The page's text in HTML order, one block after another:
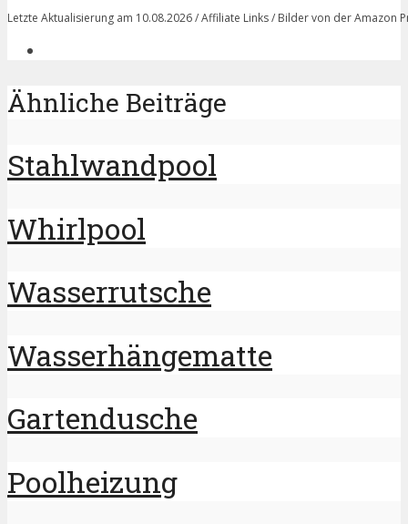
Letzte Aktualisierung am 10.08.2026 / Affiliate Links / Bilder von der Amazon
Ähnliche Beiträge
Stahlwandpool
Whirlpool
Wasserrutsche
Wasserhängematte
Gartendusche
Poolheizung